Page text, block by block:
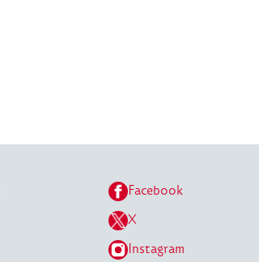
Facebook
X
Instagram